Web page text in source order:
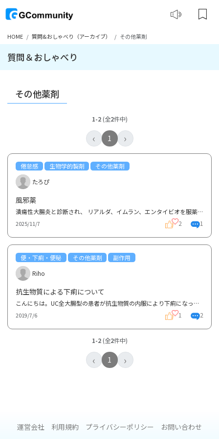
HOME 質問&おしゃべり（アーカイブ） その他薬剤
質問＆おしゃべり
その他薬剤
1-2(全2件中)
‹ 1 ›
倦怠感 生物学的製剤
その他薬剤
たろぴ
風邪薬
潰瘍性大腸炎と診断され、 リアルダ、イムラン、エンタイビオを服薬中です。 季節の変わり目と仕事の...
2025/11/7 2 1
便・下痢・便秘 その他薬剤
副作用
Riho
抗生物質による下痢について
こんにちは。UC全大腸型の患者が抗生物質の内服により下痢になった場合、服薬期間が終了してからどれ位...
2019/7/6 1 2
1-2(全2件中)
‹ 1 ›
運営会社 利用規約 プライバシーポリシー お問い合わせ